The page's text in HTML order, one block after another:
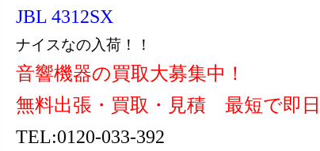
JBL 4312SX
ナイスなの入荷！！
音響機器の買取大募集中！
無料出張・買取・見積 最短で即
TEL:0120-033-392